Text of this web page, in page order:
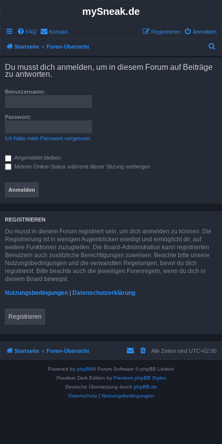
mySneak.de
FAQ Kontakt Anmelden
Registrieren
Startseite Foren-Übersicht
Du musst dich anmelden, um in diesem Forum auf Beiträge
zu antworten.
Benutzername:
Passwort:
Ich habe mein Passwort vergessen
Angemeldet bleiben
Meinen Online-Status während dieser Sitzung verbergen
REGISTRIEREN
Du musst in diesem Forum registriert sein, um dich anmelden zu können. Die
Registrierung ist in wenigen Augenblicken erledigt und ermöglicht dir, auf
weitere Funktionen zuzugreifen. Die Board-Administration kann registrierten
Benutzern auch zusätzliche Berechtigungen zuweisen. Beachte bitte unsere
Nutzungsbedingungen und die verwandten Regelungen, bevor du dich
registrierst. Bitte beachte auch die jeweiligen Forenregeln, wenn du dich in
diesem Board bewegst.
Nutzungsbedingungen | Datenschutzerklärung
Registrieren
Startseite Foren-Übersicht Alle Zeiten sind UTC+02:00
Powered by phpBB® Forum Software © phpBB Limited
Prosilver Dark Edition by Premium phpBB Styles
Deutsche Übersetzung durch phpBB.de
Datenschutz| Nutzungsbedingungen